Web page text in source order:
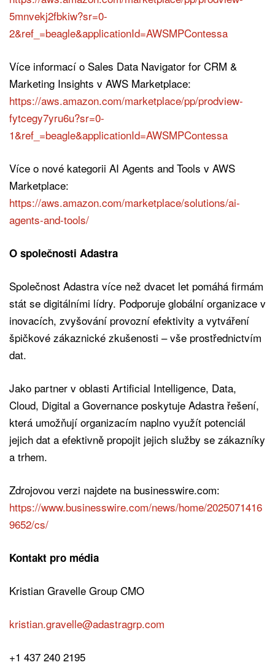
5mnvekj2fbkiw?sr=0-
2&ref_=beagle&applicationId=AWSMPContessa
Více informací o Sales Data Navigator for CRM &
Marketing Insights v AWS Marketplace:
https://aws.amazon.com/marketplace/pp/prodview-
fytcegy7yru6u?sr=0-
1&ref_=beagle&applicationId=AWSMPContessa
Více o nové kategorii AI Agents and Tools v AWS
Marketplace:
https://aws.amazon.com/marketplace/solutions/ai-
agents-and-tools/
O společnosti Adastra
Společnost Adastra více než dvacet let pomáhá firmám
stát se digitálními lídry. Podporuje globální organizace v
inovacích, zvyšování provozní efektivity a vytváření
špičkové zákaznické zkušenosti – vše prostřednictvím
dat.
Jako partner v oblasti Artificial Intelligence, Data,
Cloud, Digital a Governance poskytuje Adastra řešení,
která umožňují organizacím naplno využít potenciál
jejich dat a efektivně propojit jejich služby se zákazníky
a trhem.
Zdrojovou verzi najdete na businesswire.com:
https://www.businesswire.com/news/home/2025071416
9652/cs/
Kontakt pro média
Kristian Gravelle Group CMO
kristian.gravelle@adastragrp.com
+1 437 240 2195